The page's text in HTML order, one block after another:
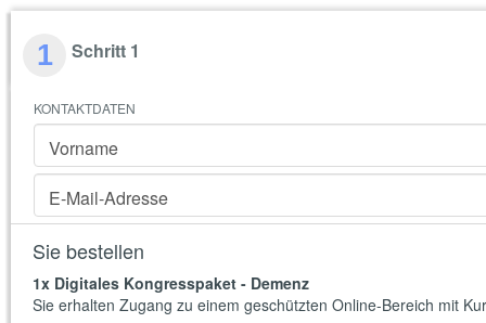
1 Schritt 1
KONTAKTDATEN
Vorname
E-Mail-Adresse
Sie bestellen
1x Digitales Kongresspaket - Demenz
Sie erhalten Zugang zu einem geschützten Online-Bereich mit